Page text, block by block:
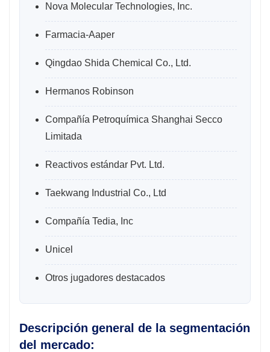
Nova Molecular Technologies, Inc.
Farmacia-Aaper
Qingdao Shida Chemical Co., Ltd.
Hermanos Robinson
Compañía Petroquímica Shanghai Secco
Limitada
Reactivos estándar Pvt. Ltd.
Taekwang Industrial Co., Ltd
Compañía Tedia, Inc
Unicel
Otros jugadores destacados
Descripción general de la segmentación
del mercado: